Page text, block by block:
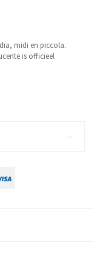
midi en piccola.
is officieel